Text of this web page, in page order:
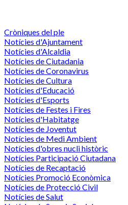
Cròniques del ple
Notícies d'Ajuntament
Notícies d'Alcaldia
Notícies de Ciutadania
Notícies de Coronavirus
Notícies de Cultura
Notícies d'Educació
Notícies d'Esports
Notícies de Festes i Fires
Notícies d'Habitatge
Notícies de Joventut
Notícies de Medi Ambient
Notícies d'obres nucli històric
Notícies Participació Ciutadana
Notícies de Recaptació
Notícies Promoció Econòmica
Notícies de Protecció Civil
Notícies de Salut